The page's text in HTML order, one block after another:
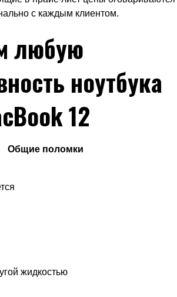
с каждым клиентом.
любую
ноутбука
12
Общие поломки
жидкостью